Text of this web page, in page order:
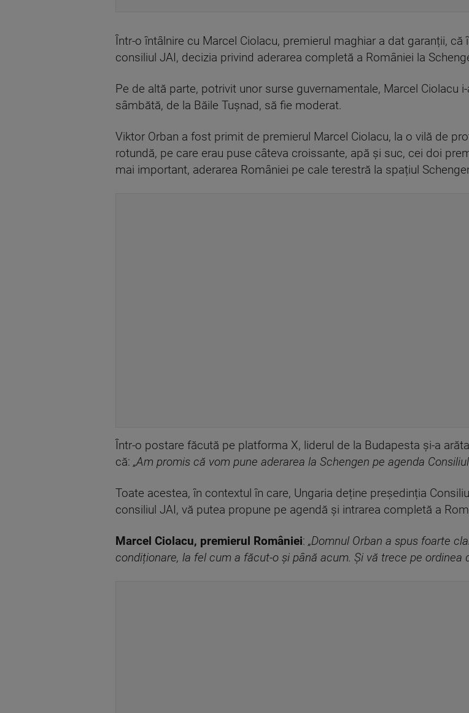
Într-o întâlnire cu Marcel Ciolacu, premierul maghiar a dat garanții,
consiliul JAI, decizia privind aderarea completă a României la
Pe de altă parte, potrivit unor surse guvernamentale, Marcel Ciolacu
sâmbătă, de la Băile Tușnad, să fie moderat.
Viktor Orban a fost primit de premierul Marcel Ciolacu, la o vilă de
rotundă, pe care erau puse câteva croissante, apă și suc, cei doi
mai important, aderarea României pe cale terestră la spațiul
Într-o postare făcută pe platforma X, liderul de la Budapesta și-a
că: „Am promis că vom pune aderarea la Schengen pe agenda
Toate acestea, în contextul în care, Ungaria deține președinția
consiliul JAI, vă putea propune pe agendă și intrarea completă a
Marcel Ciolacu, premierul României: „Domnul Orban a spus foarte
condiționare, la fel cum a făcut-o și până acum. Și vă trece pe ordinea